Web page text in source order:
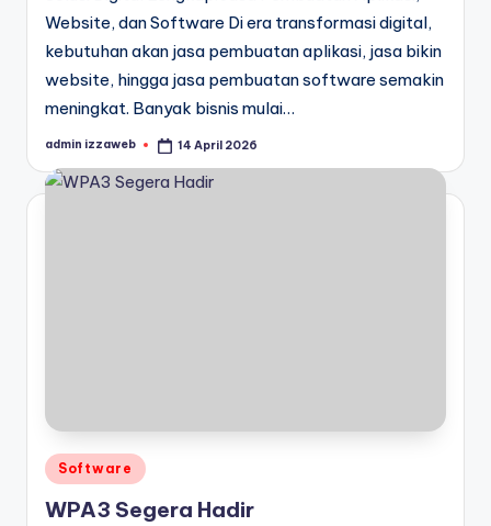
Website, dan Software Di era transformasi digital,
kebutuhan akan jasa pembuatan aplikasi, jasa bikin
website, hingga jasa pembuatan software semakin
meningkat. Banyak bisnis mulai…
Posted
admin izzaweb 14 April 2026
Posted
in
Software
WPA3 Segera Hadir